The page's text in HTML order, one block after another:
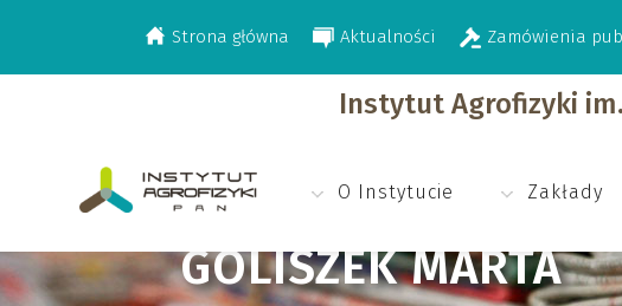
Strona główna Aktualności Zamówienia
Instytut Agrofizyki
O Instytucie Zakłady
GOLISZEK MARTA
>Goliszek Marta